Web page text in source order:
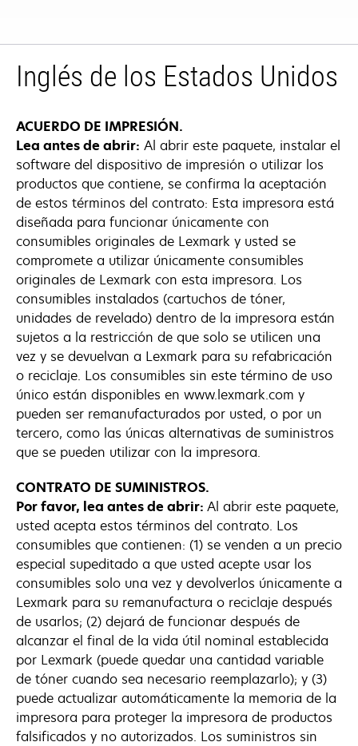
Inglés de los Estados Unidos
ACUERDO DE IMPRESIÓN.
Lea antes de abrir: Al abrir este paquete, instalar el
software del dispositivo de impresión o utilizar los
productos que contiene, se confirma la aceptación
de estos términos del contrato: Esta impresora está
diseñada para funcionar únicamente con
consumibles originales de Lexmark y usted se
compromete a utilizar únicamente consumibles
originales de Lexmark con esta impresora. Los
consumibles instalados (cartuchos de tóner,
unidades de revelado) dentro de la impresora están
sujetos a la restricción de que solo se utilicen una
vez y se devuelvan a Lexmark para su refabricación
o reciclaje. Los consumibles sin este término de uso
único están disponibles en www.lexmark.com y
pueden ser remanufacturados por usted, o por un
tercero, como las únicas alternativas de suministros
que se pueden utilizar con la impresora.
CONTRATO DE SUMINISTROS.
Por favor, lea antes de abrir: Al abrir este paquete,
usted acepta estos términos del contrato. Los
consumibles que contienen: (1) se venden a un precio
especial supeditado a que usted acepte usar los
consumibles solo una vez y devolverlos únicamente a
Lexmark para su remanufactura o reciclaje después
de usarlos; (2) dejará de funcionar después de
alcanzar el final de la vida útil nominal establecida
por Lexmark (puede quedar una cantidad variable
de tóner cuando sea necesario reemplazarlo); y (3)
puede actualizar automáticamente la memoria de la
impresora para proteger la impresora de productos
falsificados y no autorizados. Los suministros sin